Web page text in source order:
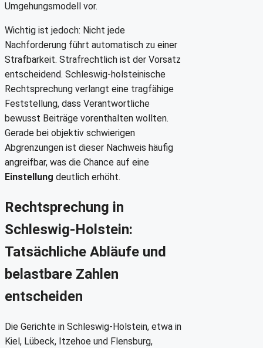
Umgehungsmodell vor.
Wichtig ist jedoch: Nicht jede
Nachforderung führt automatisch zu einer
Strafbarkeit. Strafrechtlich ist der Vorsatz
entscheidend. Schleswig-holsteinische
Rechtsprechung verlangt eine tragfähige
Feststellung, dass Verantwortliche
bewusst Beiträge vorenthalten wollten.
Gerade bei objektiv schwierigen
Abgrenzungen ist dieser Nachweis häufig
angreifbar, was die Chance auf eine
Einstellung deutlich erhöht.
Rechtsprechung in
Schleswig-Holstein:
Tatsächliche Abläufe und
belastbare Zahlen
entscheiden
Die Gerichte in Schleswig-Holstein, etwa in
Kiel, Lübeck, Itzehoe und Flensburg,